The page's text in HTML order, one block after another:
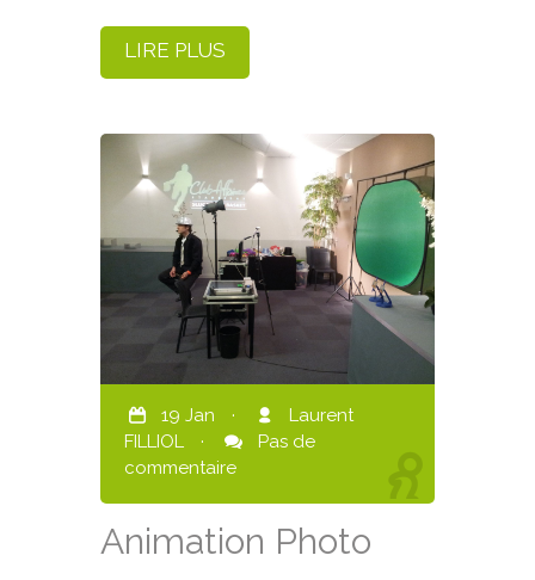
LIRE PLUS
19 Jan ·
Laurent
FILLIOL
·
Pas de
commentaire
Animation Photo